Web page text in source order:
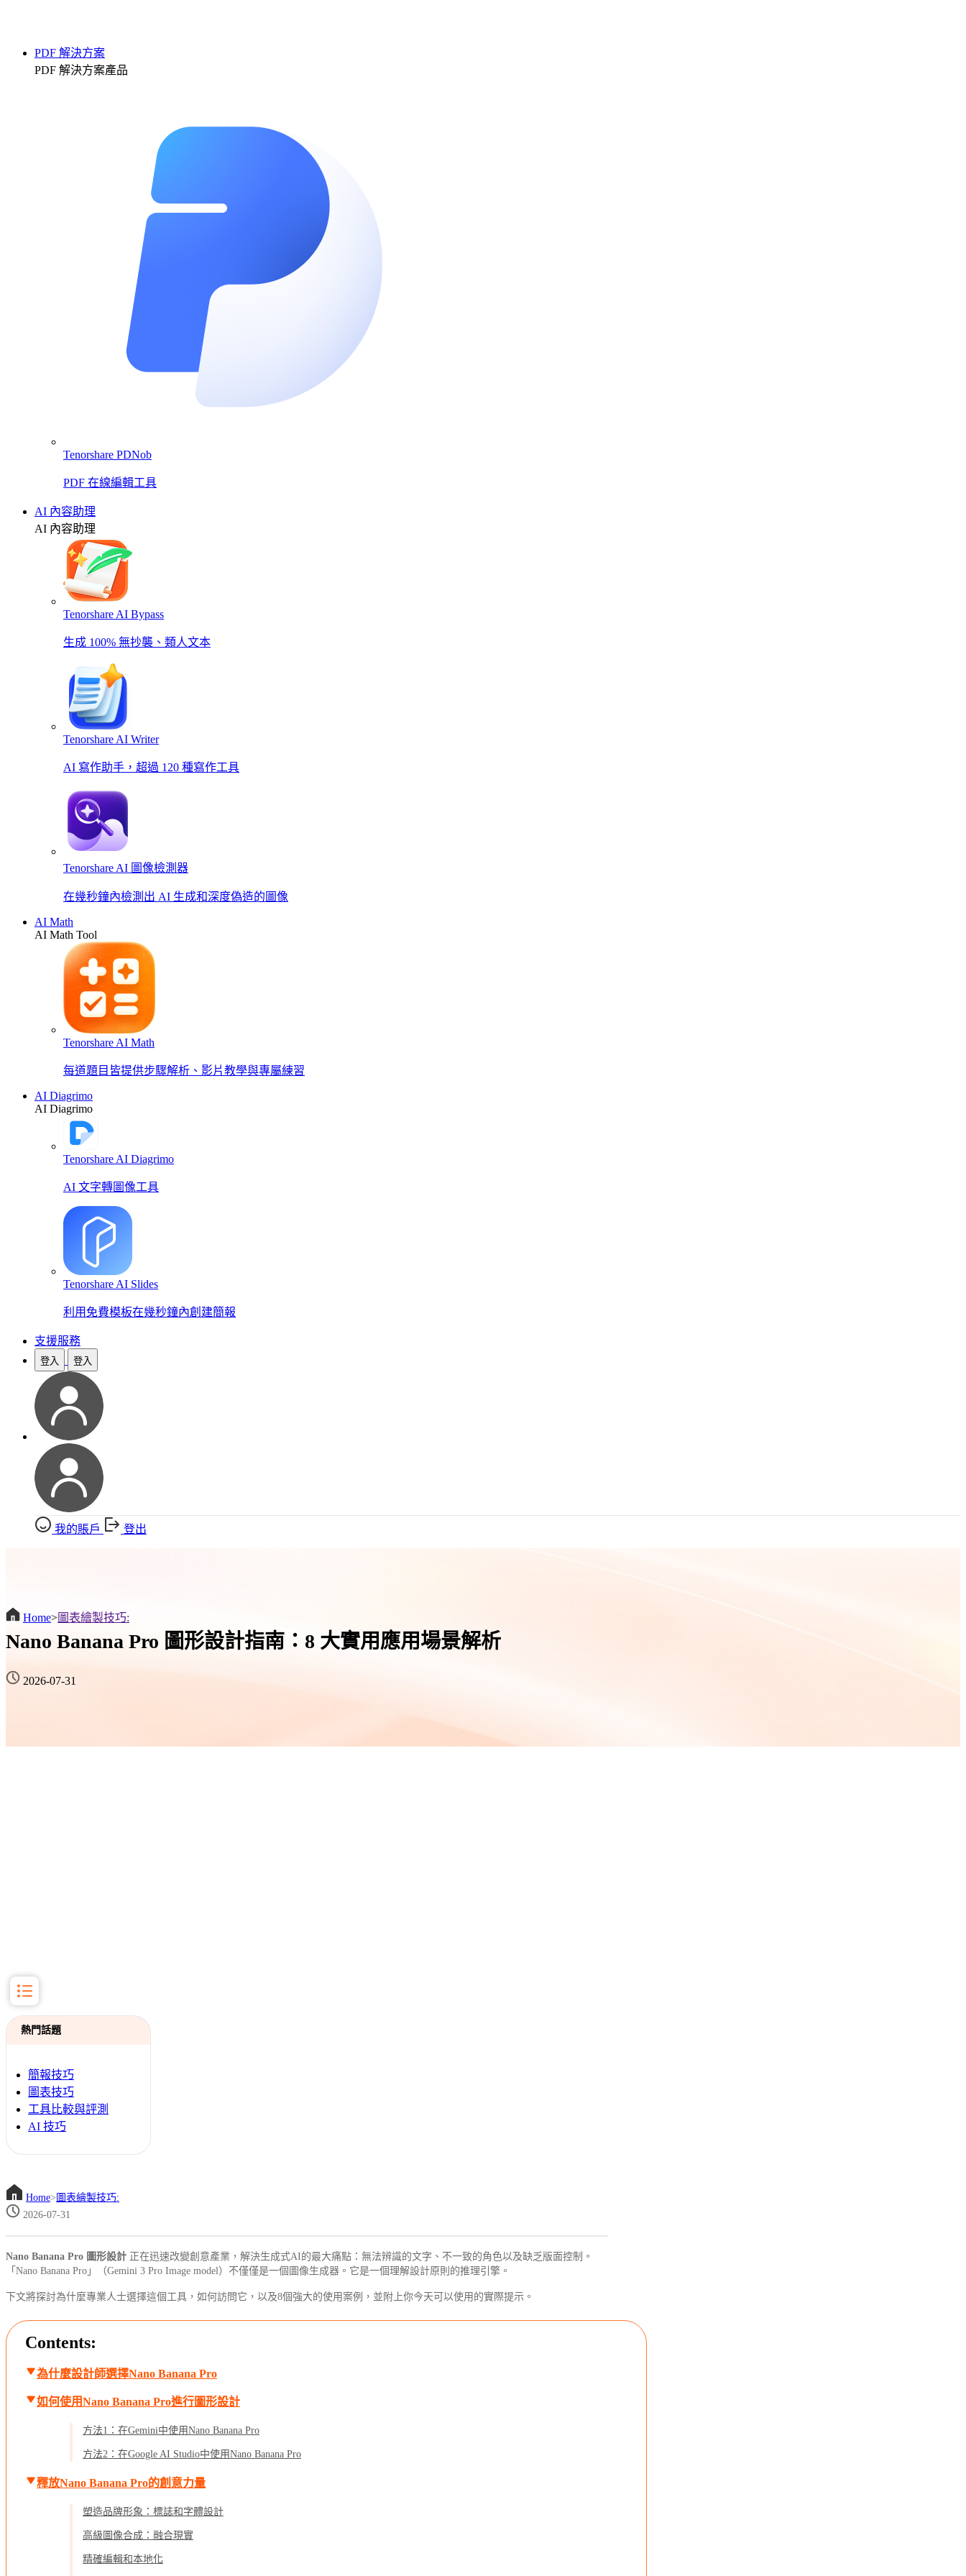
PDF 解決方案
PDF 解決方案產品
Tenorshare PDNob
PDF 在線編輯工具
AI 內容助理
AI 內容助理
Tenorshare AI Bypass
生成 100% 無抄襲、類人文本
Tenorshare AI Writer
AI 寫作助手，超過 120 種寫作工具
Tenorshare AI 圖像檢測器
在幾秒鐘內檢測出 AI 生成和深度偽造的圖像
AI Math
AI Math Tool
Tenorshare AI Math
每道題目皆提供步驟解析、影片教學與專屬練習
AI Diagrimo
AI Diagrimo
Tenorshare AI Diagrimo
AI 文字轉圖像工具
Tenorshare AI Slides
利用免費模板在幾秒鐘內創建簡報
支援服務
登入 登入
我的賬戶 登出
Home>圖表繪製技巧:
Nano Banana Pro 圖形設計指南：8 大實用應用場景解析
2026-07-31
熱門話題
簡報技巧
圖表技巧
工具比較與評測
AI 技巧
Home> 圖表繪製技巧:
2026-07-31
Nano Banana Pro 圖形設計 正在迅速改變創意產業，解決生成式AI的最大痛點：無法辨識的文字、不一致的角色以及缺乏版面控制。
「Nano Banana Pro」（Gemini 3 Pro Image model）不僅僅是一個圖像生成器。它是一個理解設計原則的推理引擎。
下文將探討為什麼專業人士選擇這個工具，如何訪問它，以及8個強大的使用案例，並附上你今天可以使用的實際提示。
Contents:
為什麼設計師選擇Nano Banana Pro
如何使用Nano Banana Pro進行圖形設計
方法1：在Gemini中使用Nano Banana Pro
方法2：在Google AI Studio中使用Nano Banana Pro
釋放Nano Banana Pro的創意力量
塑造品牌形象：標誌和字體設計
高級圖像合成：融合現實
精確編輯和本地化